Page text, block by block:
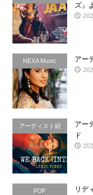
ズ』
NEXA Music アー
アーティスト紹
介
アー
ド
POP
リデ